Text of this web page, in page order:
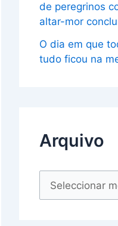
de peregrinos
altar-mor
O dia em que
tudo ficou na
Arquivo